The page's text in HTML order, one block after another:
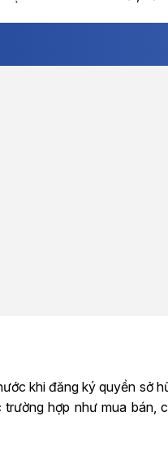
khi đăng ký quyền sở
hợp như mua bán,